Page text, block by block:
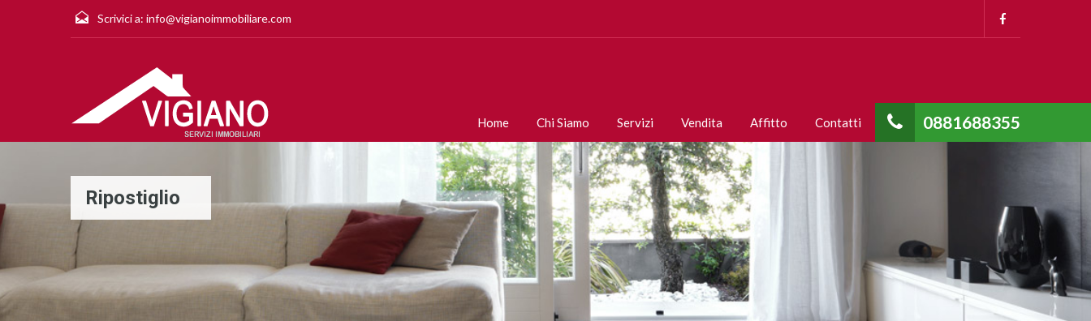
Scrivici a: info@vigianoimmobiliare.com
0881688355
Home Chi Siamo Servizi Vendita Affitto Contatti
Ripostiglio